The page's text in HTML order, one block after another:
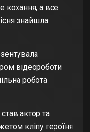
кохання, а все
знайшла
відеороботи
робота
актор та
кліпу героїня